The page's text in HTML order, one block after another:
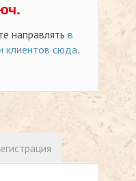
направлять в
клиентов сюда.